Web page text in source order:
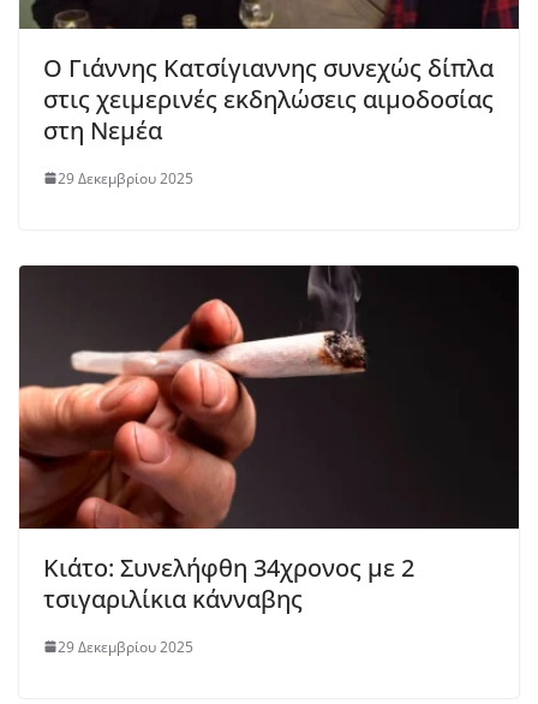
Ο Γιάννης Κατσίγιαννης συνεχώς δίπλα
στις χειμερινές εκδηλώσεις αιμοδοσίας
στη Νεμέα
29 Δεκεμβρίου 2025
Κιάτο: Συνελήφθη 34χρονος με 2
τσιγαριλίκια κάνναβης
29 Δεκεμβρίου 2025